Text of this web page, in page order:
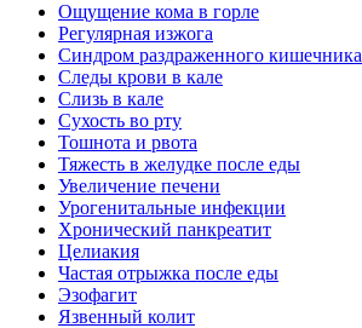
Ощущение кома в горле
Регулярная изжога
Синдром раздраженного кишечника
Следы крови в кале
Слизь в кале
Сухость во рту
Тошнота и рвота
Тяжесть в желудке после еды
Увеличение печени
Урогенитальные инфекции
Хронический панкреатит
Целиакия
Частая отрыжка после еды
Эзофагит
Язвенный колит